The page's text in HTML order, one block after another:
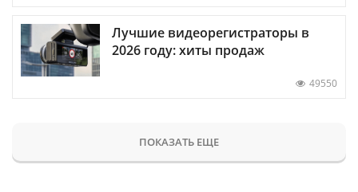
Лучшие видеорегистраторы в
2026 году: хиты продаж
49550
ПОКАЗАТЬ ЕЩЕ